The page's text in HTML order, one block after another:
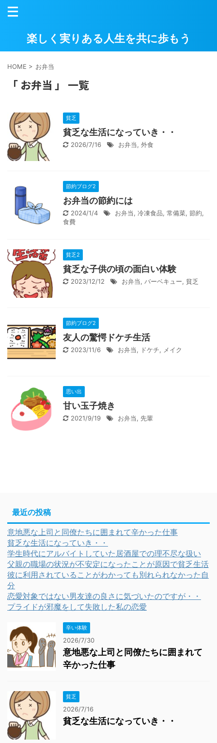
楽しく実りある人生を共に歩もう
HOME > お弁当
「 お弁当 」 一覧
貧乏
貧乏な生活になっていき・・
2026/7/16 お弁当, 外食
節約ブログ2
お弁当の節約には
2024/1/4 お弁当, 冷凍食品, 常備菜, 節約,
食費
貧乏2
貧乏な子供の頃の面白い体験
2023/12/12 お弁当, バーベキュー, 貧乏
節約ブログ2
友人の驚愕ドケチ生活
2023/11/6 お弁当, ドケチ, メイク
思い出
甘い玉子焼き
2021/9/19 お弁当, 先輩
最近の投稿
意地悪な上司と同僚たちに囲まれて辛かった仕事
貧乏な生活になっていき・・
学生時代にアルバイトしていた居酒屋での理不尽な扱い
父親の職場の状況が不安定になったことが原因で貧乏生活
彼に利用されていることがわかっても別れられなかった自
分
恋愛対象ではない男友達の良さに気づいたのですが・・
プライドが邪魔をして失敗した私の恋愛
辛い体験
2026/7/30
意地悪な上司と同僚たちに囲まれて
辛かった仕事
貧乏
2026/7/16
貧乏な生活になっていき・・